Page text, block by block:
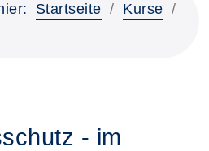
Startseite
Kurse
- im